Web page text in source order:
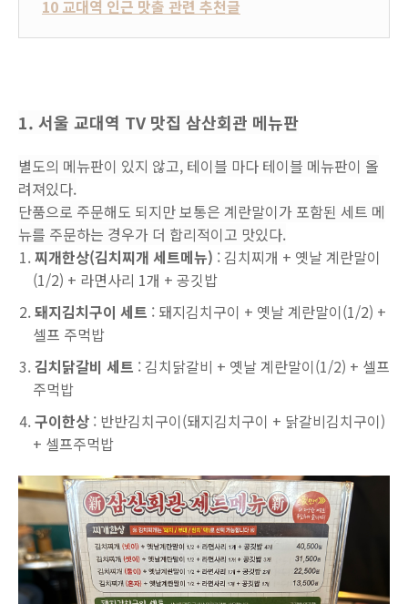
10 교대역 인근 맛출 관련 추천글
1. 서울 교대역 TV 맛집 삼산회관 메뉴판
별도의 메뉴판이 있지 않고, 테이블 마다 테이블 메뉴판이 올
려져있다.
단품으로 주문해도 되지만 보통은 계란말이가 포함된 세트 메
뉴를 주문하는 경우가 더 합리적이고 맛있다.
찌개한상(김치찌개 세트메뉴) : 김치찌개 + 옛날 계란말이
(1/2) + 라면사리 1개 + 공깃밥
돼지김치구이 세트 : 돼지김치구이 + 옛날 계란말이(1/2) +
셀프 주먹밥
김치닭갈비 세트 : 김치닭갈비 + 옛날 계란말이(1/2) + 셀프
주먹밥
구이한상 : 반반김치구이(돼지김치구이 + 닭갈비김치구이)
+ 셀프주먹밥